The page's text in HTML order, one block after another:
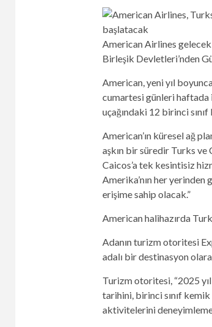
American Airlines gelecek
Birleşik Devletleri’nden
American, yeni yıl
cumartesi günleri haftada
uçağındaki 12 birinci
American’ın küresel ağ
aşkın bir süredir Turks ve
Caicos’a tek kesintisiz
Amerika’nın her yerinden
erişime sahip olacak.”
American halihazırda
Adanın turizm otoritesi
adalı bir destinasyon
Turizm otoritesi, “2025
tarihini, birinci sınıf kemik
aktivitelerini